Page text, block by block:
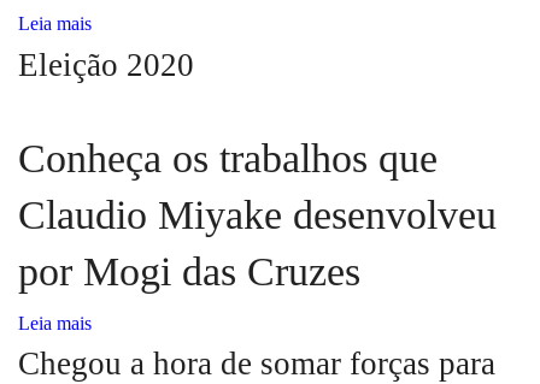
Leia mais
Eleição 2020
Conheça os trabalhos que
Claudio Miyake desenvolveu
por Mogi das Cruzes
Leia mais
Chegou a hora de somar forças para